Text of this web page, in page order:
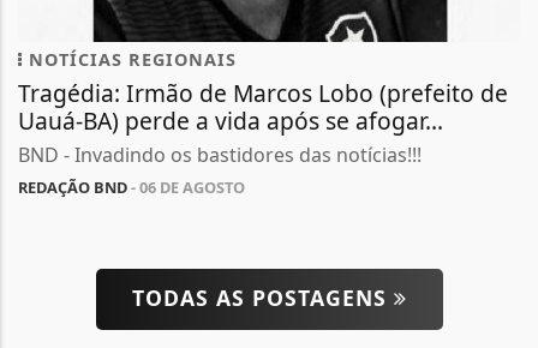
NOTÍCIAS REGIONAIS
Tragédia: Irmão de Marcos Lobo (prefeito de
Uauá-BA) perde a vida após se afogar...
BND - Invadindo os bastidores das notícias!!!
REDAÇÃO BND- 06 DE AGOSTO
TODAS AS POSTAGENS